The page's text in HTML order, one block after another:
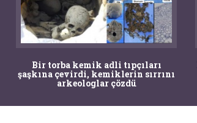
Bir torba kemik adli tıpçıları
şaşkına çevirdi, kemiklerin sırrını
arkeologlar çözdü